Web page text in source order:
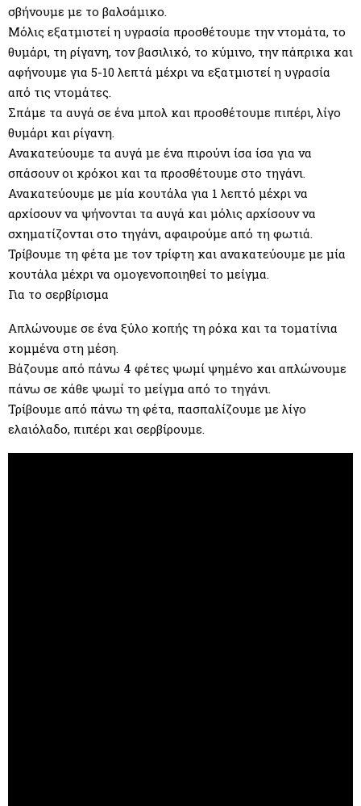
σβήνουμε με το βαλσάμικο.
Μόλις εξατμιστεί η υγρασία προσθέτουμε την ντομάτα, το
θυμάρι, τη ρίγανη, τον βασιλικό, το κύμινο, την πάπρικα και
αφήνουμε για 5-10 λεπτά μέχρι να εξατμιστεί η υγρασία
από τις ντομάτες.
Σπάμε τα αυγά σε ένα μπολ και προσθέτουμε πιπέρι, λίγο
θυμάρι και ρίγανη.
Ανακατεύουμε τα αυγά με ένα πιρούνι ίσα ίσα για να
σπάσουν οι κρόκοι και τα προσθέτουμε στο τηγάνι.
Ανακατεύουμε με μία κουτάλα για 1 λεπτό μέχρι να
αρχίσουν να ψήνονται τα αυγά και μόλις αρχίσουν να
σχηματίζονται στο τηγάνι, αφαιρούμε από τη φωτιά.
Τρίβουμε τη φέτα με τον τρίφτη και ανακατεύουμε με μία
κουτάλα μέχρι να ομογενοποιηθεί το μείγμα.
Για το σερβίρισμα
Απλώνουμε σε ένα ξύλο κοπής τη ρόκα και τα τοματίνια
κομμένα στη μέση.
Βάζουμε από πάνω 4 φέτες ψωμί ψημένο και απλώνουμε
πάνω σε κάθε ψωμί το μείγμα από το τηγάνι.
Τρίβουμε από πάνω τη φέτα, πασπαλίζουμε με λίγο
ελαιόλαδο, πιπέρι και σερβίρουμε.